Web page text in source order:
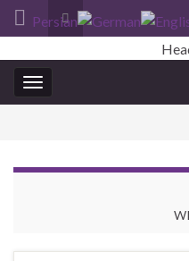
Toggle
search
form